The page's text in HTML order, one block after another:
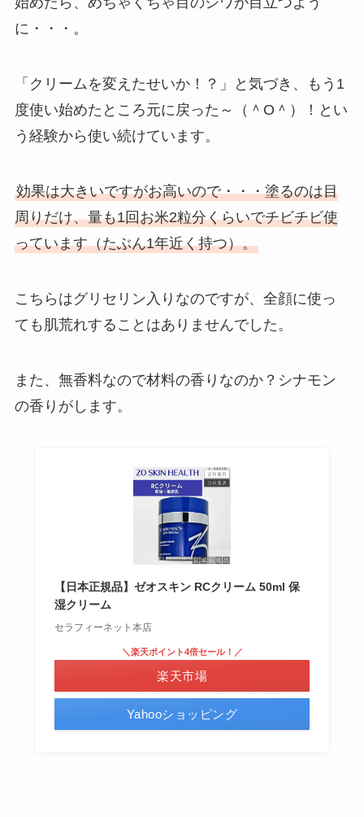
に・・・。
「クリームを変えたせいか！？」と気づき、もう1
度使い始めたところ元に戻った～（＾O＾）！とい
う経験から使い続けています。
効果は大きいですがお高いので・・・塗るのは目
周りだけ、量も1回お米2粒分くらいでチビチビ使
っています（たぶん1年近く持つ）。
こちらはグリセリン入りなのですが、全顔に使っ
ても肌荒れすることはありませんでした。
また、無香料なので材料の香りなのか？シナモン
の香りがします。
【日本正規品】ゼオスキン RCクリーム 50ml 保
湿クリーム
セラフィーネット本店
＼楽天ポイント4倍セール！／
楽天市場
Yahooショッピング